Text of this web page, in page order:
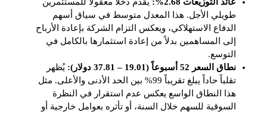
طويلي الأجل. هذا المعدل متوسط في سياق أسهم
الدفاع الاستهلاكي، ويعكس التزام الشركة بإعادة الأرباح
إلى المساهمين بدلاً من إعادة استثمارها بالكامل في
التوسع.
نطاق السعر 52 أسبوعاً (19.01 – 37.81 دولار):
يُظهر
تقلباً حاداً يبلغ تقريباً 99% بين الحد الأدنى والأعلى. مثل
هذا النطاق الواسع يعكس عدم استقرار في النظرة
السوقية للسهم خلال السنة، أو تأثره بعوامل خارجية أو